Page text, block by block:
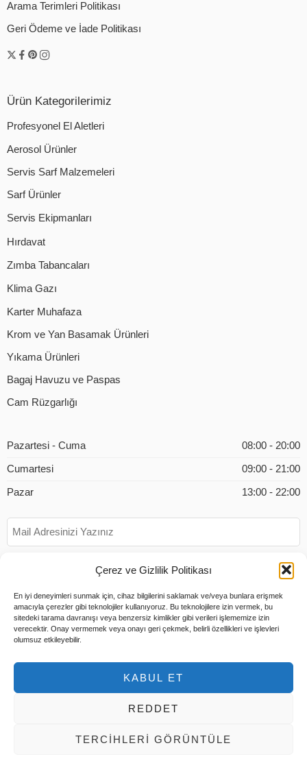
Çerez ve Gizlilik Politikası
En iyi deneyimleri sunmak için, cihaz bilgilerini saklamak ve/veya bunlara erişmek
amacıyla çerezler gibi teknolojiler kullanıyoruz. Bu teknolojilere izin vermek, bu
sitedeki tarama davranışı veya benzersiz kimlikler gibi verileri işlememize izin
verecektir. Onay vermemek veya onayı geri çekmek, belirli özellikleri ve işlevleri
olumsuz etkileyebilir.
KABUL ET
REDDET
TERCIHLERI GÖRÜNTÜLE
Arama Terimleri Politikası
Geri Ödeme ve İade Politikası
Ürün Kategorilerimiz
Profesyonel El Aletleri
Aerosol Ürünler
Servis Sarf Malzemeleri
Sarf Ürünler
Servis Ekipmanları
Hırdavat
Zımba Tabancaları
Klima Gazı
Karter Muhafaza
Krom ve Yan Basamak Ürünleri
Yıkama Ürünleri
Bagaj Havuzu ve Paspas
Cam Rüzgarlığı
Pazartesi - Cuma 08:00 - 20:00
Cumartesi 09:00 - 21:00
Pazar 13:00 - 22:00
© 2026 Tüm Hakları Saklıdır |
Hesabım Ödeme Sepet Hakkımızda